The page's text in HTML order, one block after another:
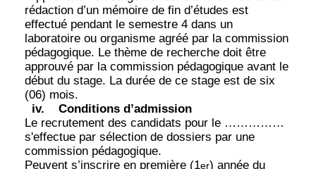
rédaction d’un mémoire de fin d’études est
effectué pendant le semestre 4 dans un
laboratoire ou organisme agréé par la commission
pédagogique. Le thème de recherche doit être
approuvé par la commission pédagogique avant le
début du stage. La durée de ce stage est de six
(06) mois.
iv.
Conditions d’admission
Le recrutement des candidats pour le ……………
s'effectue par sélection de dossiers par une
commission pédagogique.
Peuvent s’inscrire en première (1er) année du